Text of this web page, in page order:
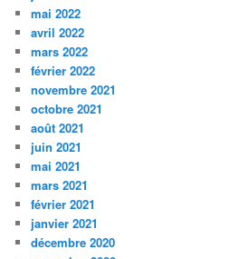
mai 2022
avril 2022
mars 2022
février 2022
novembre 2021
octobre 2021
août 2021
juin 2021
mai 2021
mars 2021
février 2021
janvier 2021
décembre 2020